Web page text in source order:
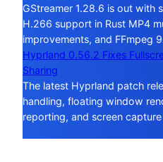
GStreamer 1.28.6 is out with
H.266 support in Rust MP4
improvements, and FFmpeg
Hyprland 0.56.2 Fixes
Sharing
The latest Hyprland patch
handling, floating window
reporting, and screen